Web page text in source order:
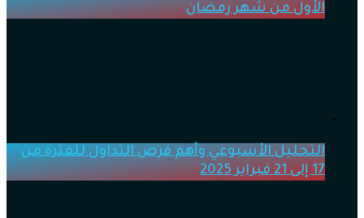
الأول من شهر رمضان
التحليل الأسبوعي وأهم فرص التداول للفترة من
17 إلى 21 فبراير 2025